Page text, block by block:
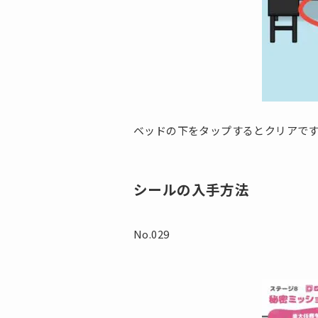
ベッドの下をタップするとクリアで
シールの入手方法
No.029